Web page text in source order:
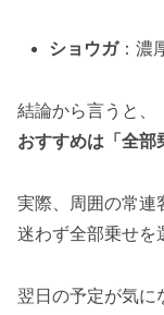
ショウガ：濃
結論から言うと、
おすすめは「全部
実際、周囲の常連
迷わず全部乗せを
翌日の予定が気に